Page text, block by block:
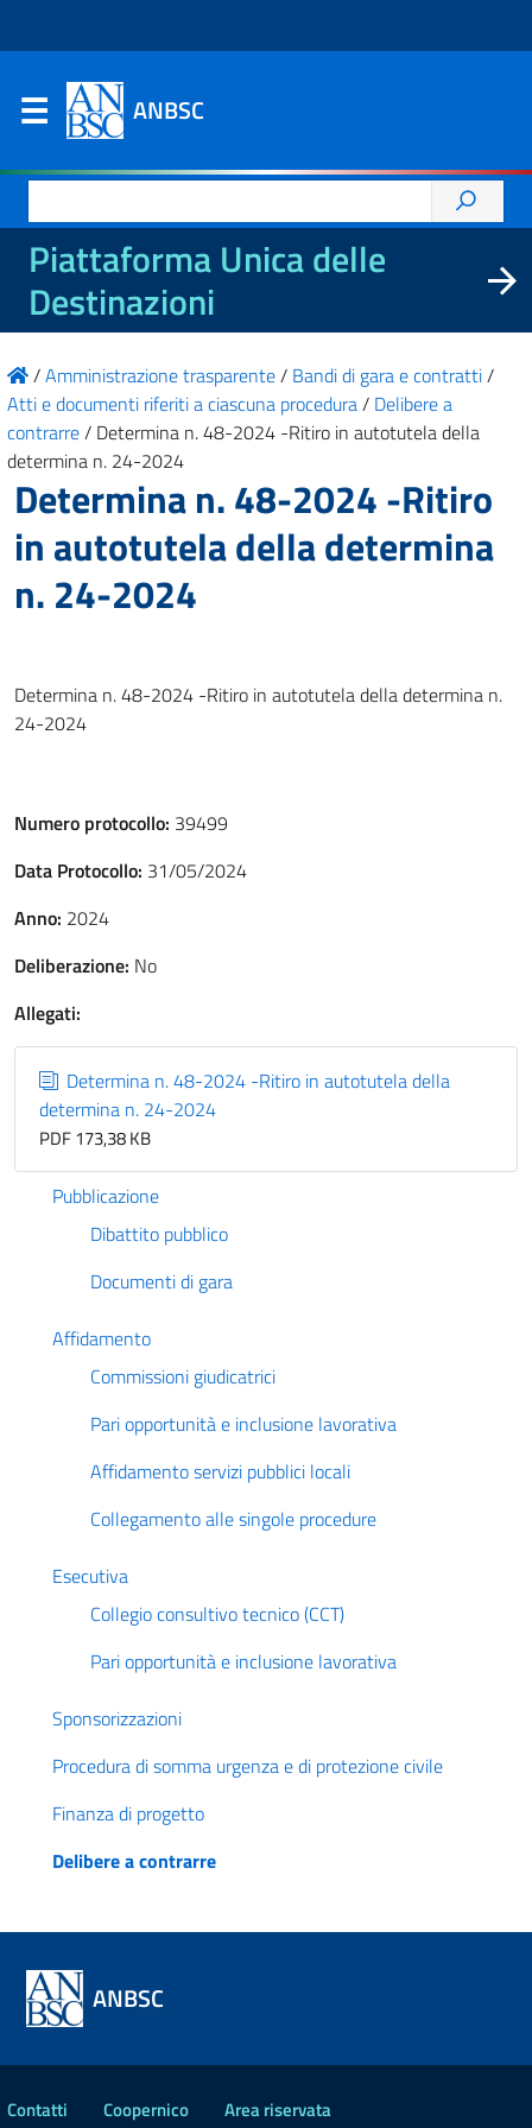
ANBSC
per:
Piattaforma Unica delle
Destinazioni
/Amministrazione trasparente/ Bandi di gara e contratti/
Atti e documenti riferiti a ciascuna procedura/ Delibere a
contrarre/ Determina n. 48-2024 -Ritiro in autotutela della
determina n. 24-2024
Determina n. 48-2024 -Ritiro
in autotutela della determina
n. 24-2024
Determina n. 48-2024 -Ritiro in autotutela della determina n.
24-2024
Numero protocollo: 39499
Data Protocollo: 31/05/2024
Anno: 2024
Deliberazione: No
Allegati:
Determina n. 48-2024 -Ritiro in autotutela della
determina n. 24-2024
PDF 173,38 KB
Pubblicazione
Dibattito pubblico
Documenti di gara
Affidamento
Commissioni giudicatrici
Pari opportunità e inclusione lavorativa
Affidamento servizi pubblici locali
Collegamento alle singole procedure
Esecutiva
Collegio consultivo tecnico (CCT)
Pari opportunità e inclusione lavorativa
Sponsorizzazioni
Procedura di somma urgenza e di protezione civile
Finanza di progetto
Delibere a contrarre
ANBSC
Contatti Coopernico Area riservata